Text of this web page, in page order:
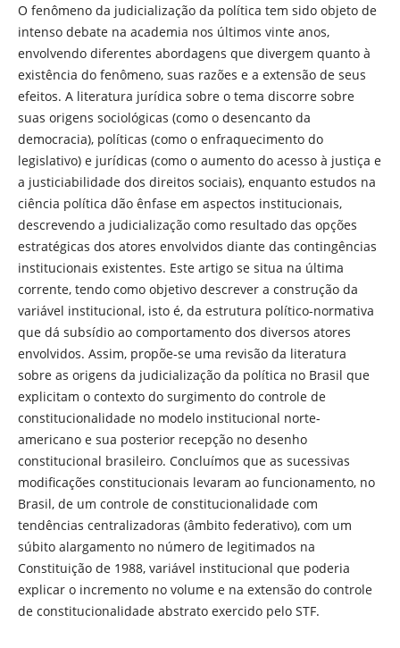
O fenômeno da judicialização da política tem sido objeto de
intenso debate na academia nos últimos vinte anos,
envolvendo diferentes abordagens que divergem quanto à
existência do fenômeno, suas razões e a extensão de seus
efeitos. A literatura jurídica sobre o tema discorre sobre
suas origens sociológicas (como o desencanto da
democracia), políticas (como o enfraquecimento do
legislativo) e jurídicas (como o aumento do acesso à justiça e
a justiciabilidade dos direitos sociais), enquanto estudos na
ciência política dão ênfase em aspectos institucionais,
descrevendo a judicialização como resultado das opções
estratégicas dos atores envolvidos diante das contingências
institucionais existentes. Este artigo se situa na última
corrente, tendo como objetivo descrever a construção da
variável institucional, isto é, da estrutura político-normativa
que dá subsídio ao comportamento dos diversos atores
envolvidos. Assim, propõe-se uma revisão da literatura
sobre as origens da judicialização da política no Brasil que
explicitam o contexto do surgimento do controle de
constitucionalidade no modelo institucional norte-
americano e sua posterior recepção no desenho
constitucional brasileiro. Concluímos que as sucessivas
modificações constitucionais levaram ao funcionamento, no
Brasil, de um controle de constitucionalidade com
tendências centralizadoras (âmbito federativo), com um
súbito alargamento no número de legitimados na
Constituição de 1988, variável institucional que poderia
explicar o incremento no volume e na extensão do controle
de constitucionalidade abstrato exercido pelo STF.